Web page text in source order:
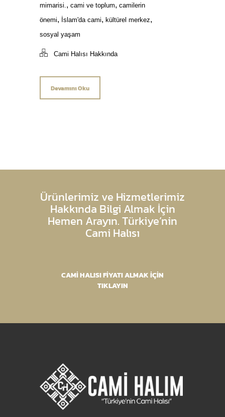
mimarisi., cami ve toplum, camilerin
önemi, İslam'da cami, kültürel merkez,
sosyal yaşam
Cami Halısı Hakkında
Devamını Oku
Ürünlerimiz ve Hizmetlerimiz
Hakkında Bilgi Almak İçin
Hemen Arayın. Türkiye’nin
Cami Halısı
CAMİ HALISI FİYATI ALMAK İÇİN
TIKLAYIN